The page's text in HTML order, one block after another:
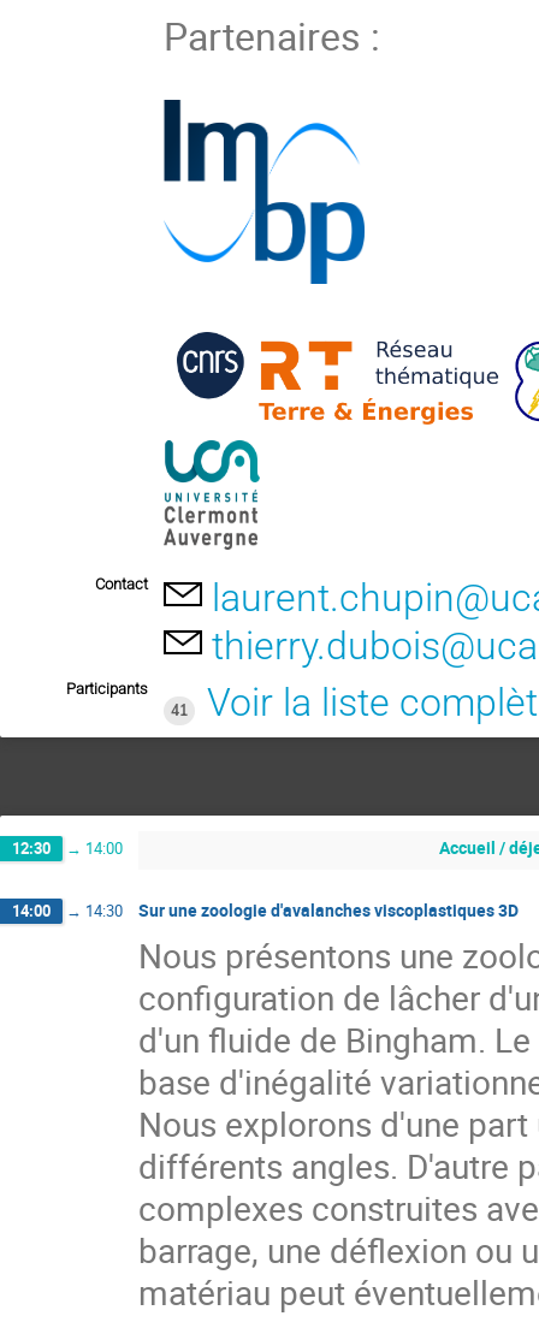
Partenaires :
Contact
Participants
41
Voir la liste
12:30 → 14:00 Accueil /
14:00 → 14:30 Sur une zoologie d'avalanches viscoplastiques 3D
Nous présentons une
configuration de lâcher
d'un fluide de Bingham.
base d'inégalité
Nous explorons d'une
différents angles. D'autre
complexes construites
barrage, une déflexion ou
matériau peut